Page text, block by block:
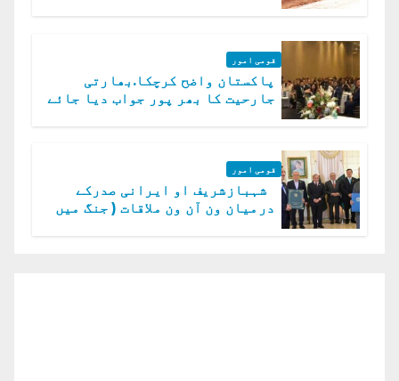
قومی امور
پاکستان واضح کرچکا.بھارتی
جارحیت کا بھر پور جواب دیا جائے
قومی امور
شہبازشریف او ایرانی صدرکے
درمیان ون آن ون ملاقات ( جنگ میں